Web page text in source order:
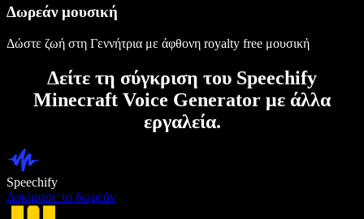
Δωρεάν μουσική
Δώστε ζωή στη Γεννήτρια με άφθονη royalty free μουσική
Δείτε τη σύγκριση του Speechify
Minecraft Voice Generator με άλλα
εργαλεία.
Speechify
Δοκίμασέ το δωρεάν